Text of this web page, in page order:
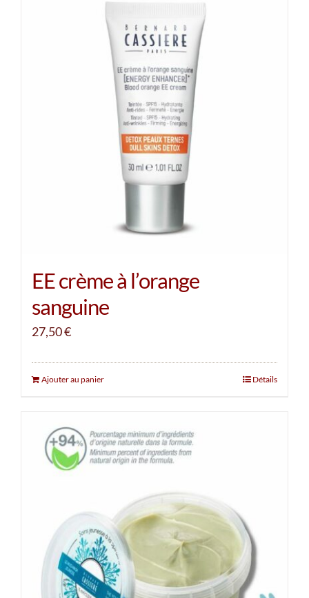
EE crème à l’orange
sanguine
27,50€
Ajouter au panier Détails